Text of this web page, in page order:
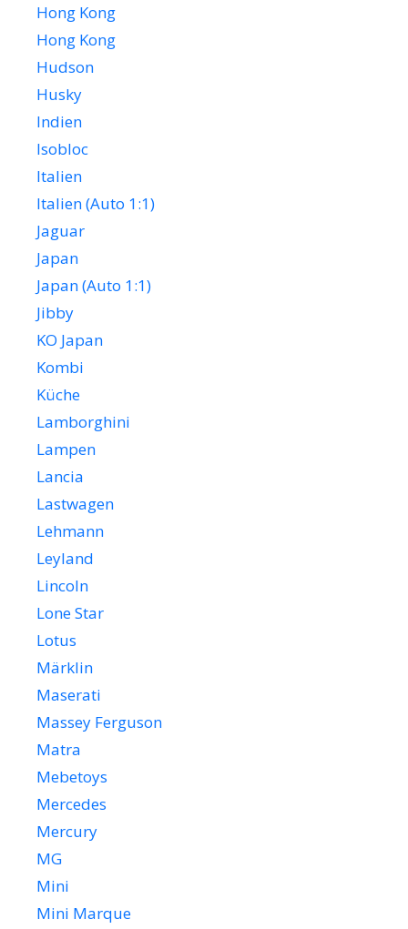
Hong Kong
Hong Kong
Hudson
Husky
Indien
Isobloc
Italien
Italien (Auto 1:1)
Jaguar
Japan
Japan (Auto 1:1)
Jibby
KO Japan
Kombi
Küche
Lamborghini
Lampen
Lancia
Lastwagen
Lehmann
Leyland
Lincoln
Lone Star
Lotus
Märklin
Maserati
Massey Ferguson
Matra
Mebetoys
Mercedes
Mercury
MG
Mini
Mini Marque